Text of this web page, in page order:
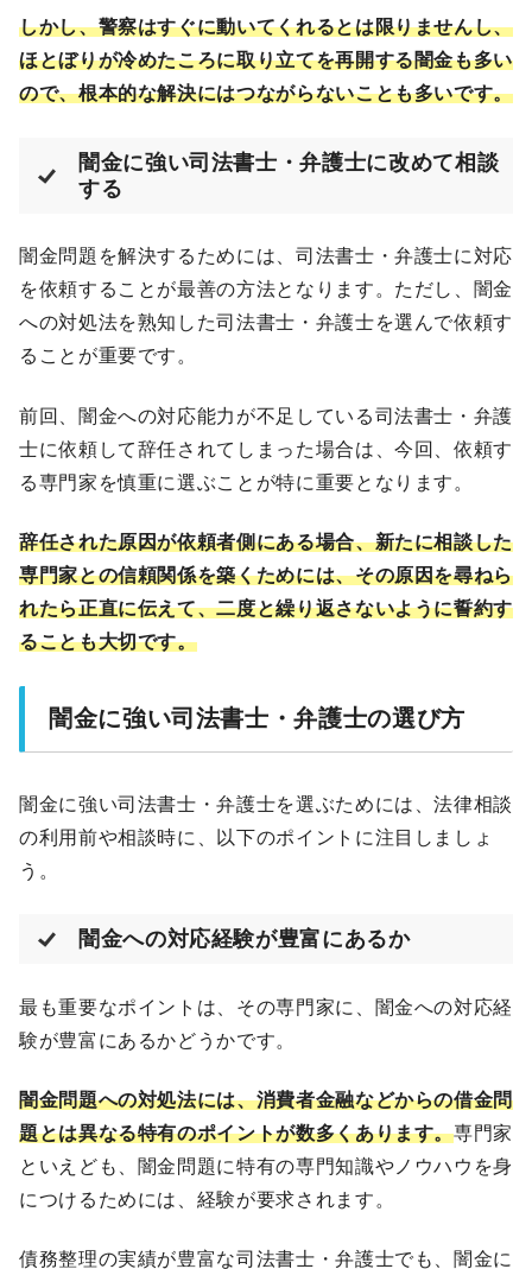
しかし、警察はすぐに動いてくれるとは限りませんし、
ほとぼりが冷めたころに取り立てを再開する闇金も多い
ので、根本的な解決にはつながらないことも多いです。
闇金に強い司法書士・弁護士に改めて相談
する
闇金問題を解決するためには、司法書士・弁護士に対応
を依頼することが最善の方法となります。ただし、闇金
への対処法を熟知した司法書士・弁護士を選んで依頼す
ることが重要です。
前回、闇金への対応能力が不足している司法書士・弁護
士に依頼して辞任されてしまった場合は、今回、依頼す
る専門家を慎重に選ぶことが特に重要となります。
辞任された原因が依頼者側にある場合、新たに相談した
専門家との信頼関係を築くためには、その原因を尋ねら
れたら正直に伝えて、二度と繰り返さないように誓約す
ることも大切です。
闇金に強い司法書士・弁護士の選び方
闇金に強い司法書士・弁護士を選ぶためには、法律相談
の利用前や相談時に、以下のポイントに注目しましょ
う。
闇金への対応経験が豊富にあるか
最も重要なポイントは、その専門家に、闇金への対応経
験が豊富にあるかどうかです。
闇金問題への対処法には、消費者金融などからの借金問
題とは異なる特有のポイントが数多くあります。専門家
といえども、闇金問題に特有の専門知識やノウハウを身
につけるためには、経験が要求されます。
債務整理の実績が豊富な司法書士・弁護士でも、闇金に